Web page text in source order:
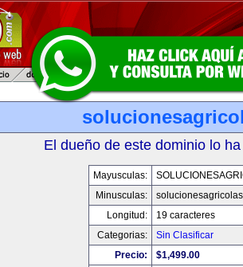
El dueño de este dominio lo
Mayusculas:
Minusculas:
Longitud:
19 caracteres
Categorias:
Sin Clasificar
Precio:
$1,499.00